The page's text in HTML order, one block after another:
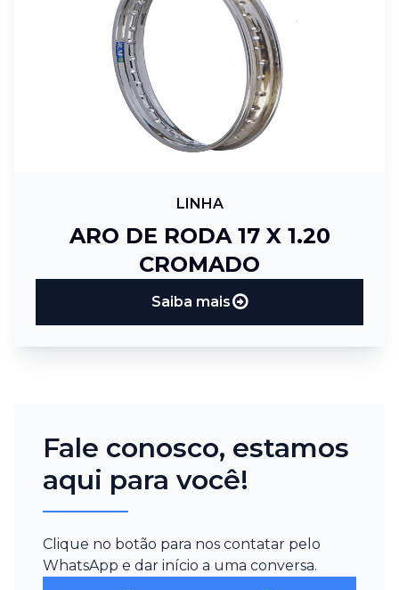
LINHA
ARO DE RODA 17 X 1.20
CROMADO
Saiba mais
Fale conosco, estamos
aqui para você!
Clique no botão para nos contatar pelo
WhatsApp e dar início a uma conversa.